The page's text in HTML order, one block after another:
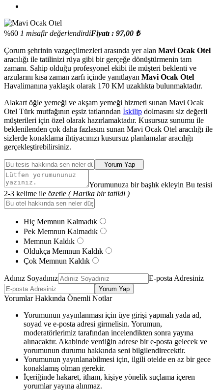
%60 1 misafir değerlendirdiFiyatı : 97,00 ₺
Çorum şehrinin vazgeçilmezleri arasında yer alan Mavi Ocak Otel
aracılığı ile tatilinizi rüya gibi bir gerçeğe dönüştürmenin tam
zamanı. Sahip olduğu profesyonel ekibi ile müşteri beklenti ve
arzularını kısa zaman zarfı içinde yanıtlayan Mavi Ocak Otel
Havalimanına yaklaşık olarak 170 KM uzaklıkta bulunmaktadır.
Alakart öğle yemeği ve akşam yemeği hizmeti sunan Mavi Ocak
Otel Türk mutfağının eşsiz tatlarından İskilip dolmasını siz değerli
müşterileri için özel olarak hazırlamaktadır. Kusursuz sunumu ile
beklenilenden çok daha fazlasını sunan Mavi Ocak Otel aracılığı ile
sizlerde konaklama ihtiyacınızı kusursuz planlamalar aracılığı
gerçekleştirebilirsiniz.
Yorum Yap
Yorumunuza bir başlık ekleyin Bu tesisi
2-3 kelime ile özetle ( Harika bir tatildi )
Hiç Memnun Kalmadık
Pek Memnun Kalmadık
Memnun Kaldık
Oldukça Memnun Kaldık
Çok Memnun Kaldık
Adınız Soyadınız E-posta Adresiniz
Yorum Yap
Yorumlar Hakkında Önemli Notlar
Yorumunun yayınlanması için üye girişi yapmalı yada ad,
soyad ve e-posta adresi girmelisin. Yorumun,
moderatörlerimiz tarafından incelendikten sonra yayına
alınacaktır. Akabinde verdiğin adrese bir e-posta gelecek ve
yorumunun durumu hakkında seni bilgilendirecektir.
Yorumunun yayınlanabilmesi için, ilgili otelde en az bir gece
konaklamış olman gerekir.
İçeriğinde hakaret, itham, kişiye yönelik suçlama içeren
yorumlar yayına alınmaz.